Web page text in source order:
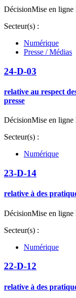
DécisionMise en ligne
Secteur(s) :
Numérique
Presse / Médias
24-D-03
relative au respect
presse
DécisionMise en ligne
Secteur(s) :
Numérique
23-D-14
relative à des
DécisionMise en ligne
Secteur(s) :
Numérique
22-D-12
relative à des